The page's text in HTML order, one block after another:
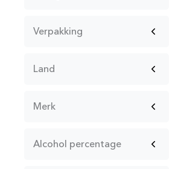
Verpakking
Land
Merk
Alcohol percentage